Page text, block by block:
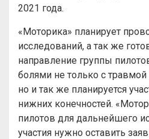
2021 года.
«Моторика» планирует
исследований, а так же
направление группы
болями не только с травмой
но и так же планируется
нижних конечностей.
пилотов для дальнейшего
участия нужно оставить